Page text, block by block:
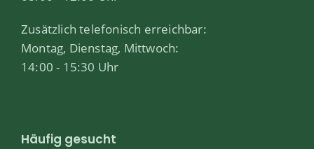
Zusätzlich telefonisch erreichbar:
Montag, Dienstag, Mittwoch:
14:00 - 15:30 Uhr
Häufig gesucht